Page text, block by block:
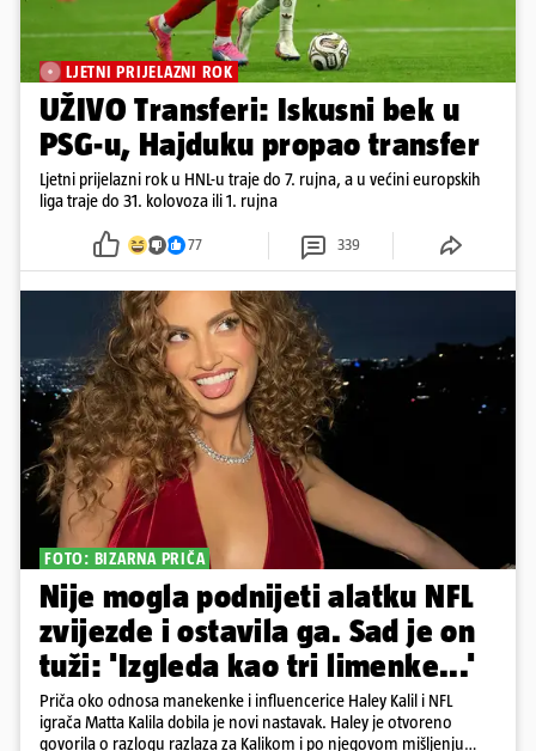
LJETNI PRIJELAZNI ROK
UŽIVO Transferi: Iskusni bek u
PSG-u, Hajduku propao transfer
Ljetni prijelazni rok u HNL-u traje do 7. rujna, a u većini europskih
liga traje do 31. kolovoza ili 1. rujna
77 339
FOTO: BIZARNA PRIČA
Nije mogla podnijeti alatku NFL
zvijezde i ostavila ga. Sad je on
tuži: 'Izgleda kao tri limenke...'
Priča oko odnosa manekenke i influencerice Haley Kalil i NFL
igrača Matta Kalila dobila je novi nastavak. Haley je otvoreno
govorila o razlogu razlaza za Kalikom i po njegovom mišljenju